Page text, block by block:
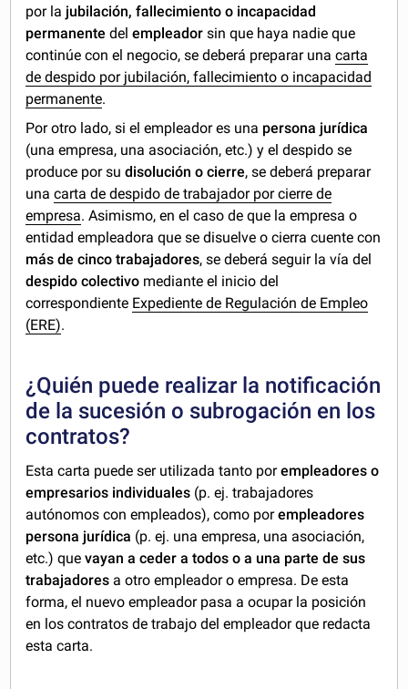
por la jubilación, fallecimiento o incapacidad
permanente delempleadorsin que haya nadie que
continúe con el negocio, se deberá preparar unacarta
de despido por jubilación, fallecimiento o incapacidad
permanente.
Por otro lado, si el empleador es una persona jurídica
(una empresa, una asociación, etc.) y el despido se
produce por sudisolución o cierre, se deberá preparar
unacarta de despido de trabajador por cierre de
empresa. Asimismo, en el caso de que la empresa o
entidad empleadora que se disuelve o cierra cuente con
más de cinco trabajadores, se deberá seguir la vía del
despido colectivo mediante el inicio del
correspondiente Expediente de Regulación de Empleo
(ERE).
¿Quién puede realizar la notificación
de la sucesión o subrogación en los
contratos?
Esta carta puede ser utilizada tanto porempleadores o
empresarios individuales (p. ej. trabajadores
autónomos con empleados), como porempleadores
persona jurídica (p. ej. una empresa, una asociación,
etc.) quevayan a ceder a todos o a una parte de sus
trabajadores a otro empleador o empresa. De esta
forma, el nuevo empleador pasa a ocupar la posición
en los contratos de trabajo del empleador que redacta
esta carta.